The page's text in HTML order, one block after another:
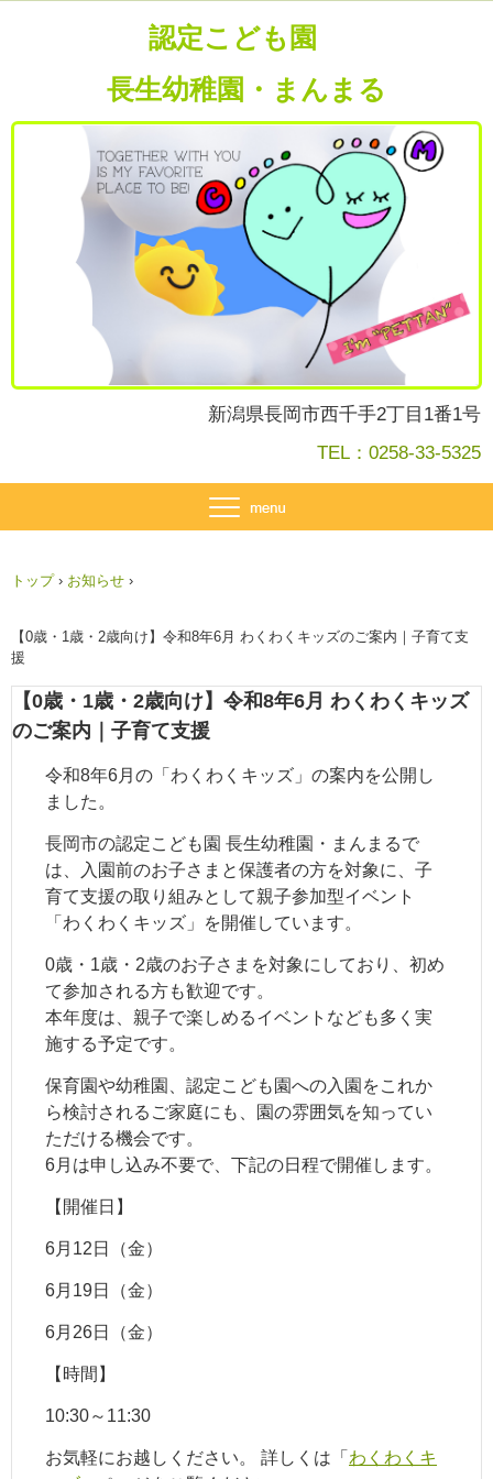
認定こども園
長生幼稚園・まんまる
新潟県長岡市西千手2丁目1番1号
TEL：0258-33-5325
トップ › お知らせ ›
【0歳・1歳・2歳向け】令和8年6月 わくわくキッズのご案内｜子育て支
援
【0歳・1歳・2歳向け】令和8年6月 わくわくキッズ
のご案内｜子育て支援
令和8年6月の「わくわくキッズ」の案内を公開し
ました。
長岡市の認定こども園 長生幼稚園・まんまるで
は、入園前のお子さまと保護者の方を対象に、子
育て支援の取り組みとして親子参加型イベント
「わくわくキッズ」を開催しています。
0歳・1歳・2歳のお子さまを対象にしており、初め
て参加される方も歓迎です。
本年度は、親子で楽しめるイベントなども多く実
施する予定です。
保育園や幼稚園、認定こども園への入園をこれか
ら検討されるご家庭にも、園の雰囲気を知ってい
ただける機会です。
6月は申し込み不要で、下記の日程で開催します。
【開催日】
6月12日（金）
6月19日（金）
6月26日（金）
【時間】
10:30～11:30
お気軽にお越しください。 詳しくは「 わくわくキ